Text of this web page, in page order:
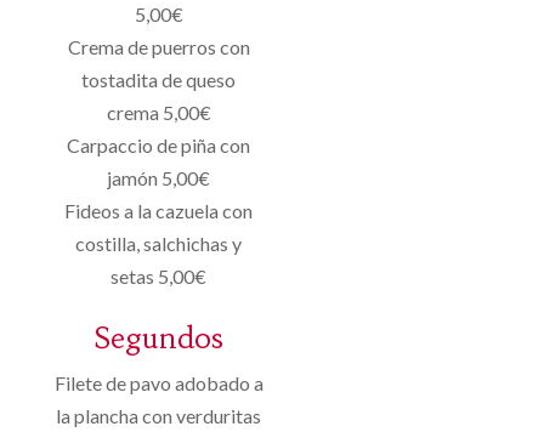
5,00€
Crema de puerros con
tostadita de queso
crema 5,00€
Carpaccio de piña con
jamón 5,00€
Fideos a la cazuela con
costilla, salchichas y
setas 5,00€
Segundos
Filete de pavo adobado a
la plancha con verduritas